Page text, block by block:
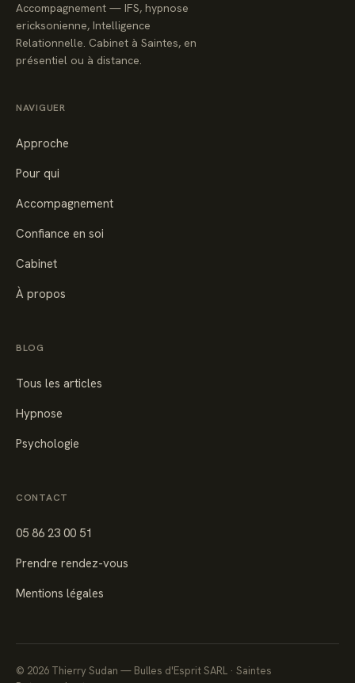
Accompagnement — IFS, hypnose
ericksonienne, Intelligence
Relationnelle. Cabinet à Saintes, en
présentiel ou à distance.
NAVIGUER
Approche
Pour qui
Accompagnement
Confiance en soi
Cabinet
À propos
BLOG
Tous les articles
Hypnose
Psychologie
CONTACT
05 86 23 00 51
Prendre rendez-vous
Mentions légales
© 2026 Thierry Sudan — Bulles d'Esprit SARL · Saintes